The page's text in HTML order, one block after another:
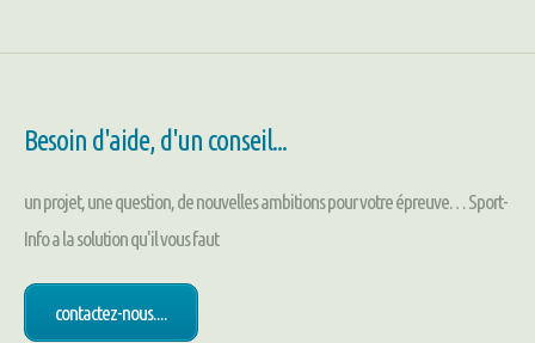
Besoin d'aide, d'un conseil...
un projet, une question, de nouvelles ambitions pour votre épreuve… Sport-
Info a la solution qu'il vous faut
contactez-nous....